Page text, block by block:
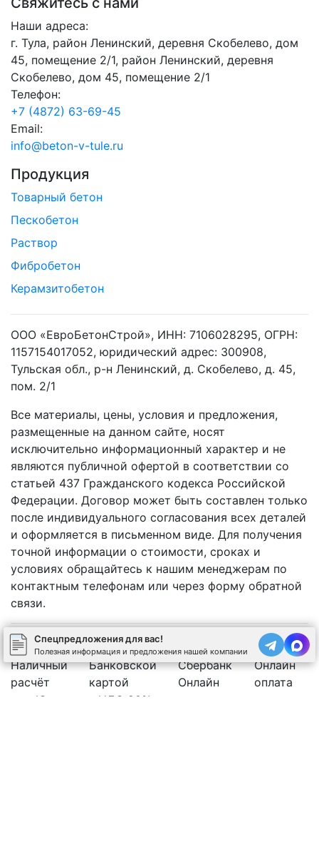
Наши адреса:
г. Тула, район Ленинский, деревня Скобелево, дом
45, помещение 2/1, район Ленинский, деревня
Скобелево, дом 45, помещение 2/1
Телефон:
+7 (4872) 63-69-45
Email:
info@beton-v-tule.ru
Продукция
Товарный бетон
Пескобетон
Раствор
Фибробетон
Керамзитобетон
ООО «ЕвроБетонСтрой», ИНН: 7106028295, ОГРН:
1157154017052, юридический адрес: 300908,
Тульская обл., р-н Ленинский, д. Скобелево, д. 45,
пом. 2/1
Все материалы, цены, условия и предложения,
размещенные на данном сайте, носят
исключительно информационный характер и не
являются публичной офертой в соответствии со
статьей 437 Гражданского кодекса Российской
Федерации. Договор может быть составлен только
после индивидуального согласования всех деталей
и оформляется в письменном виде. Для получения
точной информации о стоимости, сроках и
условиях обращайтесь к нашим менеджерам по
контактным телефонам или через форму обратной
связи.
Наличный
расчёт
Банковской
картой
Сбербанк
Онлайн
Онлайн
оплата
Юр.лицо с НДС 20%
Спецпредложения для вас!
Полезная информация и предложения нашей компании